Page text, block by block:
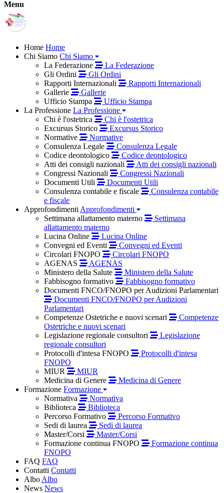
Menu
Home Home
Chi Siamo Chi Siamo
La Federazione
La Federazione
Gli Ordini
Gli Ordini
Rapporti Internazionali
Rapporti Internazionali
Gallerie
Gallerie
Ufficio Stampa
Ufficio Stampa
La Professione La Professione
Chi è l'ostetrica
Chi è l'ostetrica
Excursus Storico
Excursus Storico
Normative
Normative
Consulenza Legale
Consulenza Legale
Codice deontologico
Codice deontologico
Atti dei consigli nazionali
Atti dei consigli nazionali
Congressi Nazionali
Congressi Nazionali
Documenti Utili
Documenti Utili
Consulenza contabile e fiscale
Consulenza contabile
e fiscale
Approfondimenti Approfondimenti
Settimana allattamento materno
Settimana
allattamento materno
Lucina Online
Lucina Online
Convegni ed Eventi
Convegni ed Eventi
Circolari FNOPO
Circolari FNOPO
AGENAS
AGENAS
Ministero della Salute
Ministero della Salute
Fabbisogno formativo
Fabbisogno formativo
Documenti FNCO/FNOPO per Audizioni Parlamentari
Documenti FNCO/FNOPO per Audizioni
Parlamentari
Competenze Ostetriche e nuovi scenari
Competenze
Ostetriche e nuovi scenari
Legislazione regionale consultori
Legislazione
regionale consultori
Protocolli d'intesa FNOPO
Protocolli d'intesa
FNOPO
MIUR
MIUR
Medicina di Genere
Medicina di Genere
Formazione Formazione
Normativa
Normativa
Biblioteca
Biblioteca
Percorso Formativo
Percorso Formativo
Sedi di laurea
Sedi di laurea
Master/Corsi
Master/Corsi
Formazione continua FNOPO
Formazione continua
FNOPO
FAQ FAQ
Contatti Contatti
Albo Albo
News News